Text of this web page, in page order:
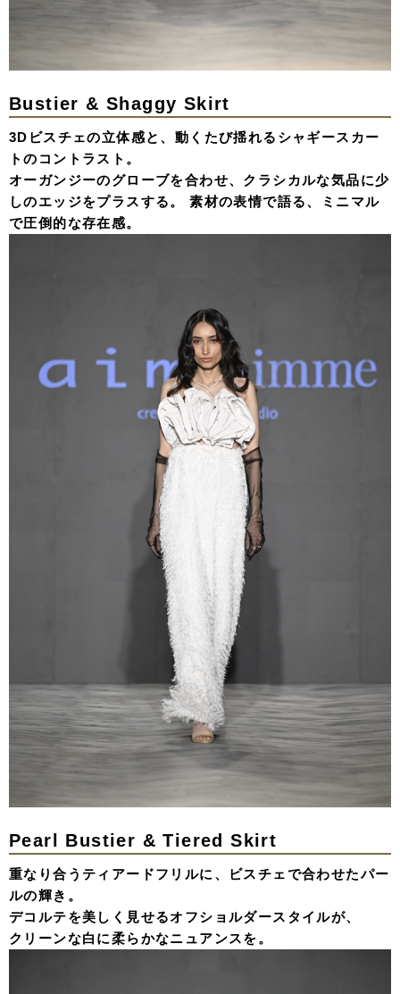
Bustier & Shaggy Skirt
3Dビスチェの立体感と、動くたび揺れるシャギースカー
トのコントラスト。
オーガンジーのグローブを合わせ、クラシカルな気品に少
しのエッジをプラスする。 素材の表情で語る、ミニマル
で圧倒的な存在感。
Pearl Bustier & Tiered Skirt
重なり合うティアードフリルに、ビスチェで合わせたパー
ルの輝き。
デコルテを美しく見せるオフショルダースタイルが、
クリーンな白に柔らかなニュアンスを。